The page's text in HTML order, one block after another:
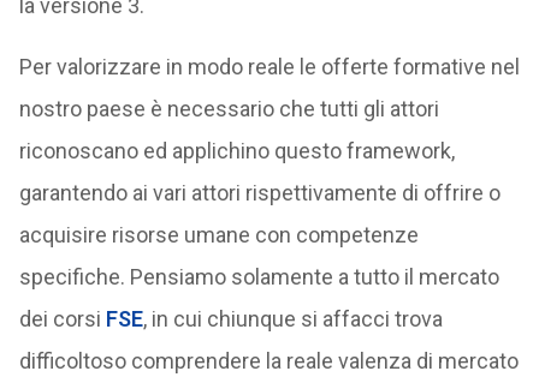
la versione 3.
Per valorizzare in modo reale le offerte formative nel
nostro paese è necessario che tutti gli attori
riconoscano ed applichino questo framework,
garantendo ai vari attori rispettivamente di offrire o
acquisire risorse umane con competenze
specifiche. Pensiamo solamente a tutto il mercato
dei corsi FSE, in cui chiunque si affacci trova
difficoltoso comprendere la reale valenza di mercato